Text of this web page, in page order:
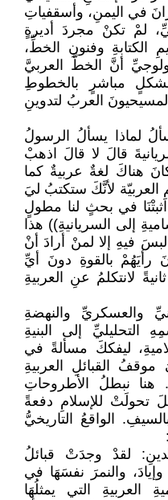
في اليمنِ، وأسقفياتِ
لمْ تكنْ مجردَ أديرةٍ
الكتابةِ وفنونِ الخطِّ،
أنَّ الخطَّ العربيَّ
مباشرٍ بالخطوطِ
العربُ لتدوينِ
لماذا يسألُ الرسولُ
قالَ لا قالَ اذهبْ
كانَ هناكَ لغةٌ عربيةٌ كما
العربيّة لأنَّكَ ستكتبُ ليَ
في بحثٍ لنا مطولٍ
إلى السريانيةِ)) هذا
فيهِ إلا لمنْ أرادَ أنْ
بالقوةِ دونَ أيِّ
لانتكلمُ عنِ العربيةِ
والعسكريِّ والنهضةِ
التحليليِّ إلى البنيةِ
ليفككَ مسألةً في
موقفُ القبائلِ العربيةِ
هنا نبطلُ الأطروحاتِ
تحولَتْ للإسلامِ دفعةً
الواقعُ التاريخيُّ
لقدْ وجدَتْ قبائلُ
والنمرَ نفسَهَا في
العربيةِ التي يمثلُهَا